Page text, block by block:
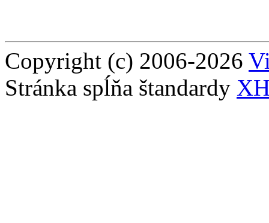
Copyright (c) 2006-2026
Stránka spĺňa štandardy